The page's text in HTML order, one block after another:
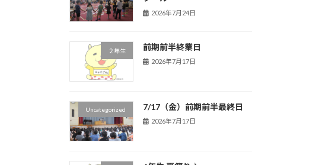
2026年7月24日
２年生 前期前半終業日
2026年7月17日
Uncategorized 7/17（金）前期前半最終日
2026年7月17日